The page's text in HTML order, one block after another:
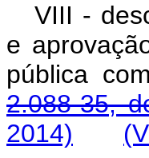
VIII -
e
pública
2.088-35,
2014)